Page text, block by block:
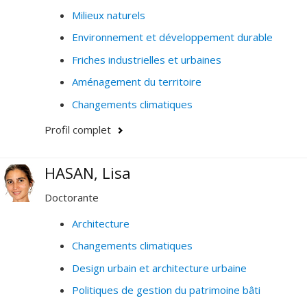
Milieux naturels
Environnement et développement durable
Friches industrielles et urbaines
Aménagement du territoire
Changements climatiques
Profil complet
HASAN, Lisa
Doctorante
Architecture
Changements climatiques
Design urbain et architecture urbaine
Politiques de gestion du patrimoine bâti